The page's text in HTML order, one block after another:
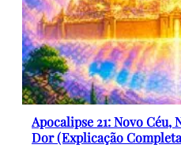
Apocalipse 21: Novo Céu,
Dor (Explicação